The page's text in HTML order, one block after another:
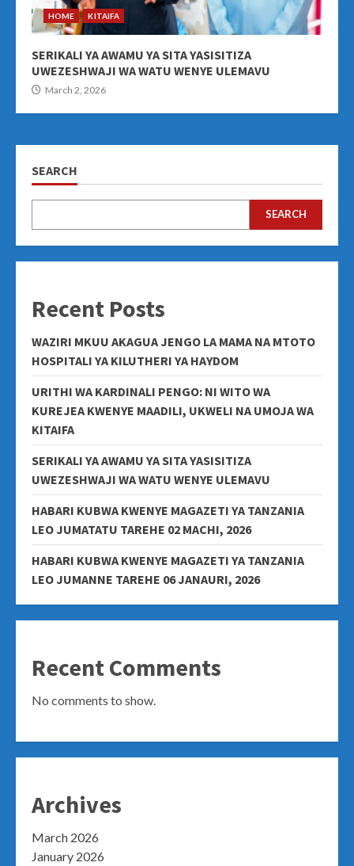
HOME KITAIFA
SERIKALI YA AWAMU YA SITA YASISITIZA
UWEZESHWAJI WA WATU WENYE ULEMAVU
March 2, 2026
SEARCH
SEARCH
Recent Posts
WAZIRI MKUU AKAGUA JENGO LA MAMA NA MTOTO
HOSPITALI YA KILUTHERI YA HAYDOM
URITHI WA KARDINALI PENGO: NI WITO WA
KUREJEA KWENYE MAADILI, UKWELI NA UMOJA WA
KITAIFA
SERIKALI YA AWAMU YA SITA YASISITIZA
UWEZESHWAJI WA WATU WENYE ULEMAVU
HABARI KUBWA KWENYE MAGAZETI YA TANZANIA
LEO JUMATATU TAREHE 02 MACHI, 2026
HABARI KUBWA KWENYE MAGAZETI YA TANZANIA
LEO JUMANNE TAREHE 06 JANAURI, 2026
Recent Comments
No comments to show.
Archives
March 2026
January 2026